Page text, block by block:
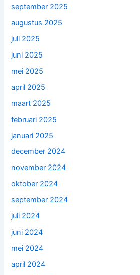
september 2025
augustus 2025
juli 2025
juni 2025
mei 2025
april 2025
maart 2025
februari 2025
januari 2025
december 2024
november 2024
oktober 2024
september 2024
juli 2024
juni 2024
mei 2024
april 2024